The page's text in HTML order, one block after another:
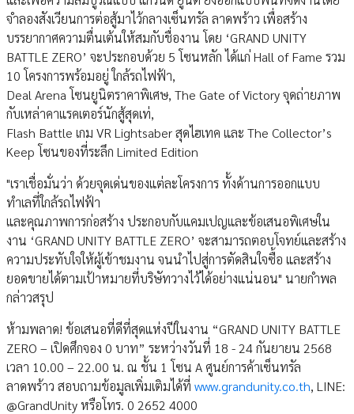
จำลองสังเวียนการต่อสู้มาไว้กลางเซ็นทรัล ลาดพร้าว เพื่อสร้าง
บรรยากาศความตื่นเต้นให้สมกับชื่องาน โดย ‘GRAND UNITY
BATTLE ZERO’ จะประกอบด้วย 5 โซนหลัก ได้แก่ Hall of Fame รวม
10 โครงการพร้อมอยู่ ใกล้รถไฟฟ้า,
Deal Arena โซนยูนิตราคาพิเศษ, The Gate of Victory จุดถ่ายภาพ
กับเหล่าคาแรคเตอร์นักสู้สุดเท่,
Flash Battle เกม VR Lightsaber สุดไฮเทค และ The Collector’s
Keep โซนของที่ระลึก Limited Edition
"เราเชื่อมั่นว่า ด้วยจุดเด่นของแต่ละโครงการ ทั้งด้านการออกแบบ
ทำเลที่ใกล้รถไฟฟ้า
และคุณภาพการก่อสร้าง ประกอบกับแคมเปญและข้อเสนอพิเศษใน
งาน ‘GRAND UNITY BATTLE ZERO’ จะสามารถตอบโจทย์และสร้าง
ความประทับใจให้ผู้เข้าชมงาน จนนำไปสู่การตัดสินใจซื้อ และสร้าง
ยอดขายได้ตามเป้าหมายที่บริษัทวางไว้ได้อย่างแน่นอน" นายกำพล
กล่าวสรุป
ห้ามพลาด! ข้อเสนอที่ดีที่สุดแห่งปีในงาน “GRAND UNITY BATTLE
ZERO – เปิดศึกจอง 0 บาท” ระหว่างวันที่ 18 - 24 กันยายน 2568
เวลา 10.00 – 22.00 น. ณ ชั้น 1 โซน A ศูนย์การค้าเซ็นทรัล
ลาดพร้าว สอบถามข้อมูลเพิ่มเติมได้ที่ www.grandunity.co.th, LINE:
@GrandUnity หรือโทร. 0 2652 4000